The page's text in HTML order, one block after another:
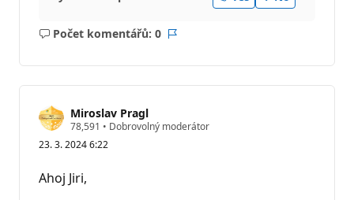
Počet komentářů: 0
Žádné
Miroslav Pragl
78,591 R
p
• Dobrovolný moderátor
23. 3. 2024 6:22
Ahoj Jiri,